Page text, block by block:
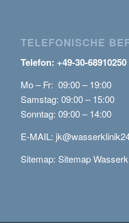
TELEFONISCHE
Telefon: +49-30-68910250
Mo – Fr: 09:00 – 19:00
Samstag: 09:00 – 15:00
Sonntag: 09:00 – 14:00
E-MAIL:
Sitemap: Sitemap